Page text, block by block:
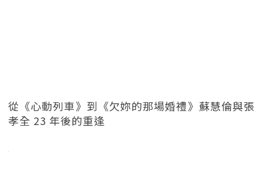
從《心動列車》到《欠妳的那場婚禮》蘇慧倫與張
孝全 23 年後的重逢